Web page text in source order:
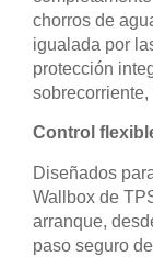
chorros de
igualada por
protección
Control
Diseñados
Wallbox de
arranque,
paso seguro